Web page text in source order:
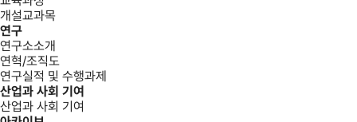
개설교과목
연구
연구소소개
연혁/조직도
연구실적 및 수행과제
산업과 사회 기여
산업과 사회 기여